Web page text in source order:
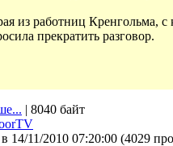
из работниц Кренгольма,
прекратить разговор.
| 8040 байт
в 14/11/2010 07:20:00 (4029